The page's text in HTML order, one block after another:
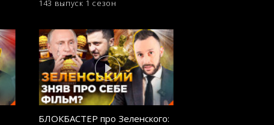
ОСТОРОЖНО! ФЕЙК
143 выпуск 1 сезон
БЛОКБАСТЕР про Зеленского: